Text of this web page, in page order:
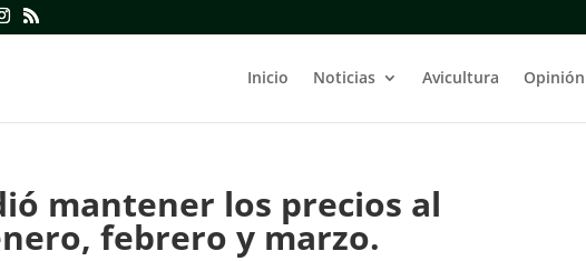
Inicio Noticias Avicultura Opinión
mantener los precios al
febrero y marzo.